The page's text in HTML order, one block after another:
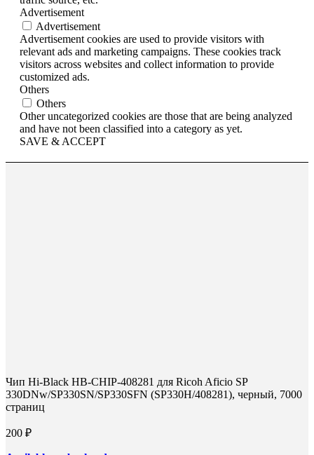
Advertisement
Advertisement
Advertisement cookies are used to provide visitors with
relevant ads and marketing campaigns. These cookies track
visitors across websites and collect information to provide
customized ads.
Others
Others
Other uncategorized cookies are those that are being analyzed
and have not been classified into a category as yet.
SAVE & ACCEPT
Чип Hi-Black HB-CHIP-408281 для Ricoh Aficio SP
330DNw/SP330SN/SP330SFN (SP330H/408281), черный, 7000
страниц
200 ₽